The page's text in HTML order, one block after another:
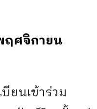
ฤศจิกายน
ยนเข้าร่วม